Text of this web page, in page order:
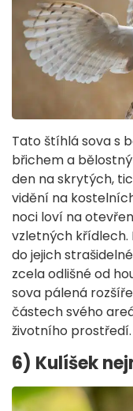
Tato štíhlá sova s
břichem a
den na skrytých,
vidění na
noci loví na
vzletných křídlech.
do jejich
zcela odlišné od
sova pálená
částech svého
životního
6) Kulíšek